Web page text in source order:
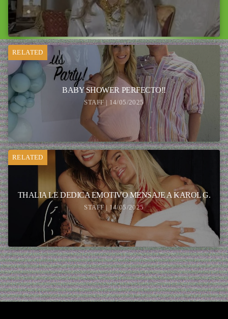
RELATED
BABY SHOWER PERFECTO!!
STAFF | 14/05/2025
RELATED
THALIA LE DEDICA EMOTIVO MENSAJE A KAROL G.
STAFF | 14/05/2025